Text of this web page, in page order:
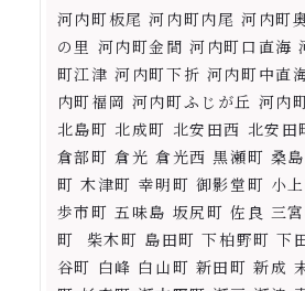
河内町板尾 河内町内尾 河内町
の里 河内町金間 河内町口直海
町江津 河内町下折 河内町中直
内町福岡 河内町ふじが丘 河内
北島町 北成町 北安田西 北安
倉部町 倉光 倉光西 黒瀬町 桑
町 木津町 幸明町 御影堂町 小
歩市町 五味島 坂尻町 佐良 三
町 柴木町 島田町 下柏野町 下
谷町 白峰 白山町 新田町 新成